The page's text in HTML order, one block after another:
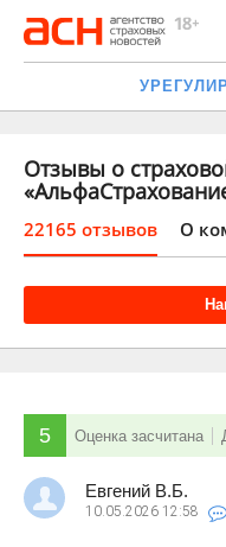
Отзывы о
22165 отзывов О
5 Оценка засчитана
Евгений В.Б.
10.05.2026 12:58